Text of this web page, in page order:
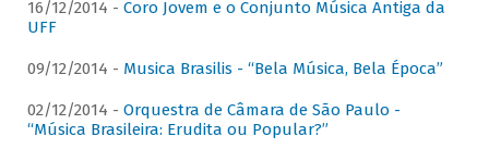
16/12/2014 - Coro Jovem e o Conjunto Música Antiga da
UFF
09/12/2014 - Musica Brasilis - “Bela Música, Bela Época”
02/12/2014 - Orquestra de Câmara de São Paulo -
“Música Brasileira: Erudita ou Popular?”